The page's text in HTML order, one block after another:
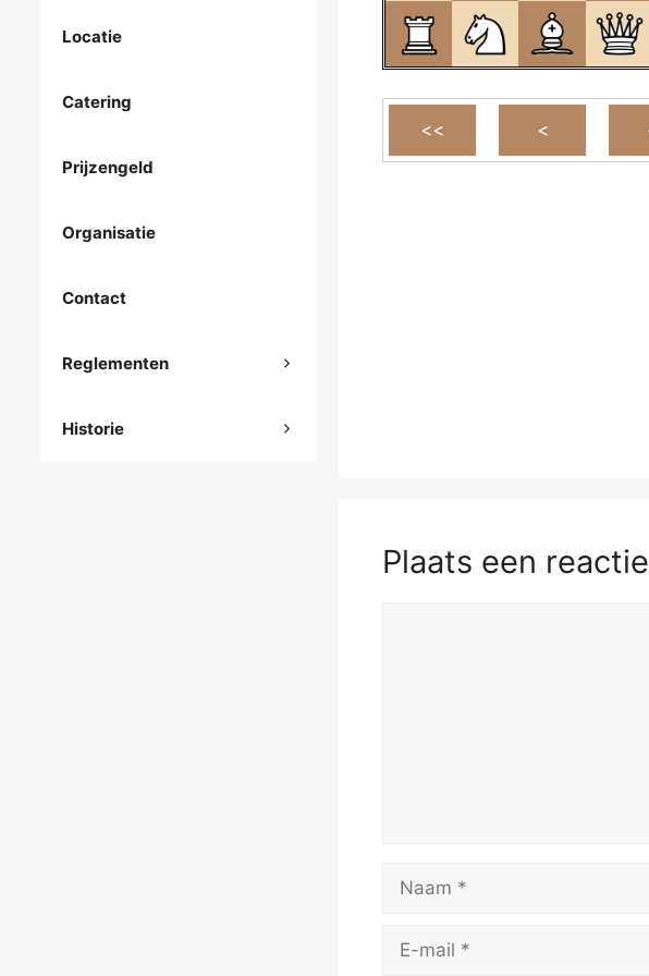
Plaats een reactie
mail
Locatie
Catering
Prijzengeld
Organisatie
Contact
Reglementen
Historie